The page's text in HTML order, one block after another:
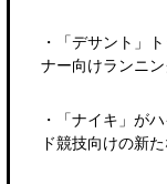
・
「デサント」
ナー向けランニ
・
「ナイキ」が
ド競技向けの新